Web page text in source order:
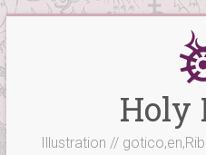
Vai
contenuto
Holy
Illustration //